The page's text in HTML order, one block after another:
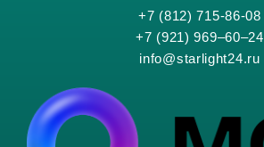
+7 (812) 715-86-08
+7 (921) 969–60–24
info@starlight24.ru